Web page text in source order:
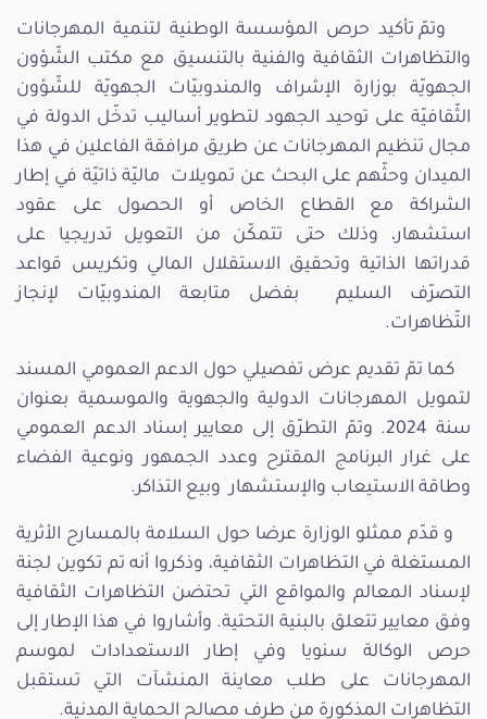
وتمّ تأكيد حرص المؤسسة الوطنية لتنمية المهرجانات
والتظاهرات الثقافية والفنية بالتنسيق مع مكتب الشّؤون
الجهويّة بوزارة الإشراف والمندوبيّات الجهويّة للشّؤون
الثّقافيّة على توحيد الجهود لتطوير أساليب تدخّل الدولة في
مجال تنظيم المهرجانات عن طريق مرافقة الفاعلين في هذا
الميدان وحثّهم على البحث عن تمويلات ماليّة ذاتيّة في إطار
الشراكة مع القطاع الخاص أو الحصول على عقود
استشهار، وذلك حتى تتمكّن من التعويل تدريجيا على
قدراتها الذاتية وتحقيق الاستقلال المالي وتكريس قواعد
التصرّف السليم بفضل متابعة المندوبيّات لإنجاز
التّظاهرات.
كما تمّ تقديم عرض تفصيلي حول الدعم العمومي المسند
لتمويل المهرجانات الدولية والجهوية والموسمية بعنوان
سنة 2024. وتمّ التطرّق إلى معايير إسناد الدعم العمومي
على غرار البرنامج المقترح وعدد الجمهور ونوعية الفضاء
وطاقة الاستيعاب والإستشهار وبيع التذاكر.
و قدّم ممثلو الوزارة عرضا حول السلامة بالمسارح الأثرية
المستغلة في التظاهرات الثقافية، وذكروا أنه تم تكوين لجنة
لإسناد المعالم والمواقع التي تحتضن التظاهرات الثقافية
وفق معايير تتعلق بالبنية التحتية. وأشاروا في هذا الإطار إلى
حرص الوكالة سنويا وفي إطار الاستعدادات لموسم
المهرجانات على طلب معاينة المنشآت التي تستقبل
التظاهرات المذكورة من طرف مصالح الحماية المدنية.